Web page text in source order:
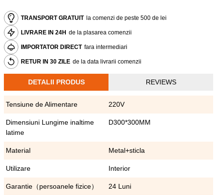
TRANSPORT GRATUIT la comenzi de peste 500 de lei
LIVRARE IN 24H de la plasarea comenzii
IMPORTATOR DIRECT fara intermediari
RETUR IN 30 ZILE de la data livrarii comenzii
DETALII PRODUS REVIEWS
Tensiune de Alimentare 220V
Dimensiuni Lungime inaltime
latime
D300*300MM
Material Metal+sticla
Utilizare Interior
Garantie（persoanele fizice） 24 Luni